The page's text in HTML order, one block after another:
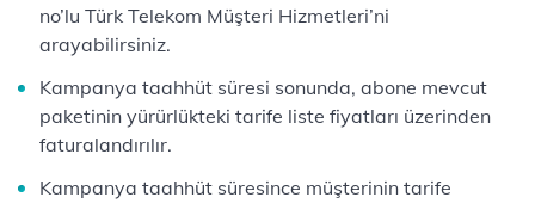
no’lu Türk Telekom Müşteri Hizmetleri’ni
arayabilirsiniz.
Kampanya taahhüt süresi sonunda, abone mevcut
paketinin yürürlükteki tarife liste fiyatları üzerinden
faturalandırılır.
Kampanya taahhüt süresince müşterinin tarife